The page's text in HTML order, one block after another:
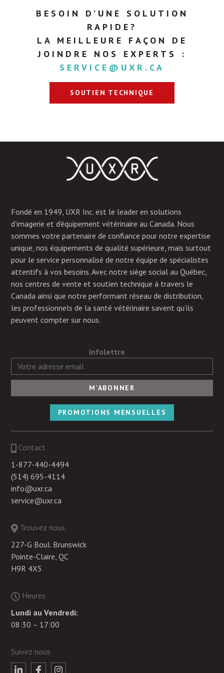
BESOIN D’UNE SOLUTION
RAPIDE?
LA MEILLEURE FAÇON DE
JOINDRE NOS EXPERTS :
SERVICE@UXR.CA
SOUTIEN TECHNIQUE
Fondé en 1949, UXR Inc. est le leader en solutions
d’imagerie et d’équipement vétérinaire au Canada. Nous
sommes votre partenaire de confiance pour notre expertise
unique, nos équipements de qualité supérieure, mais surtout
pour le service personnalisé de notre équipe de spécialistes
attentifs à vos besoins. Avec notre siège social au Québec,
nos centres de vente et soutien technique à travers le
Canada ainsi que notre performant réseau de distribution,
les professionnels de la santé vétérinaire savent qu’ils
peuvent compter sur nous.
Infolettre
PROMOTIONS MENSUELLES
Contact
1-877-440-4494
(514) 695-4114
info@uxr.ca
service@uxr.ca
Trouvez nous
227-G Boul. Brunswick
Pointe-Claire, QC
H9R 4X5
Heures
Lundi au Vendredi:
08:30 – 17:00
Suivez nous